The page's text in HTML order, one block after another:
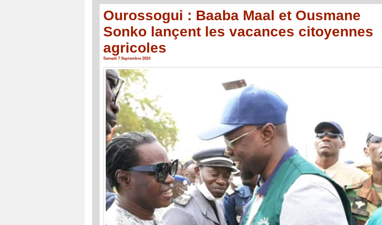
Ourossogui : Baaba Maal et Ousmane
Sonko lançent les vacances citoyennes
agricoles
Samedi 7 Septembre 2024